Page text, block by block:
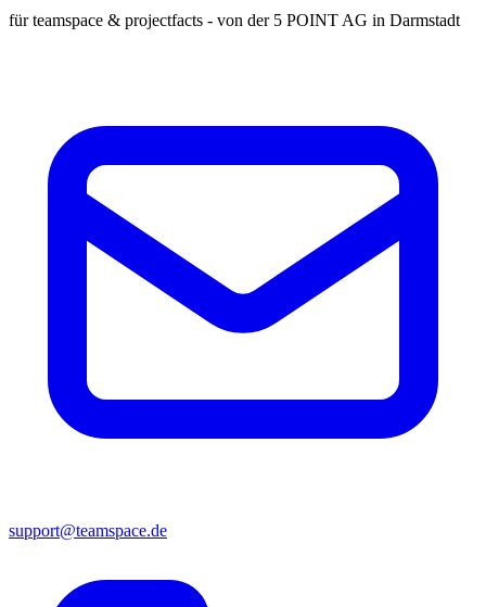
für teamspace & projectfacts - von der 5 POINT AG in Darmstadt
support@teamspace.de